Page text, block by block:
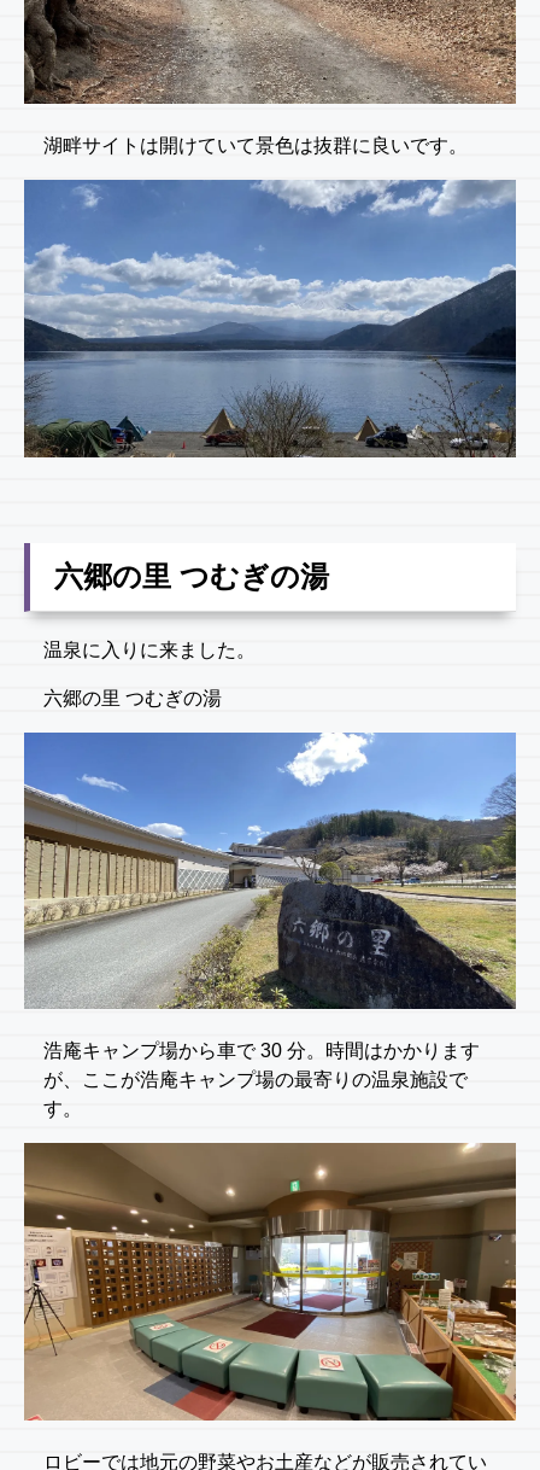
湖畔サイトは開けていて景色は抜群に良いです。
六郷の里 つむぎの湯
温泉に入りに来ました。
六郷の里 つむぎの湯
浩庵キャンプ場から車で 30 分。時間はかかります
が、ここが浩庵キャンプ場の最寄りの温泉施設で
す。
ロビーでは地元の野菜やお土産などが販売されてい